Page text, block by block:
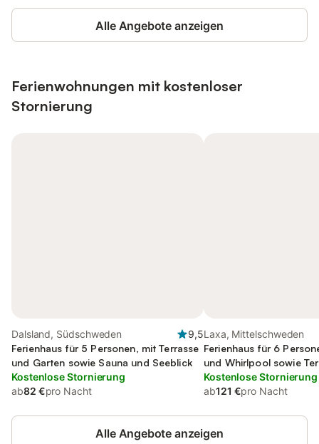
Alle Angebote anzeigen
Ferienwohnungen mit kostenloser
Stornierung
Dalsland, Südschweden
9,5
Ferienhaus für 5 Personen, mit Terrasse
und Garten sowie Sauna und Seeblick
Kostenlose Stornierung
ab82 €pro Nacht
Laxa, Mittelschweden
Ferienhaus für 6
und Whirlpool sowie
Garten
Kostenlose Stornierung
ab121 €pro Nacht
Alle Angebote anzeigen